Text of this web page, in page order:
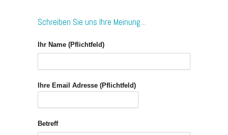
Schreiben Sie uns Ihre Meinung…
Ihr Name (Pflichtfeld)
Ihre Email Adresse (Pflichtfeld)
Betreff